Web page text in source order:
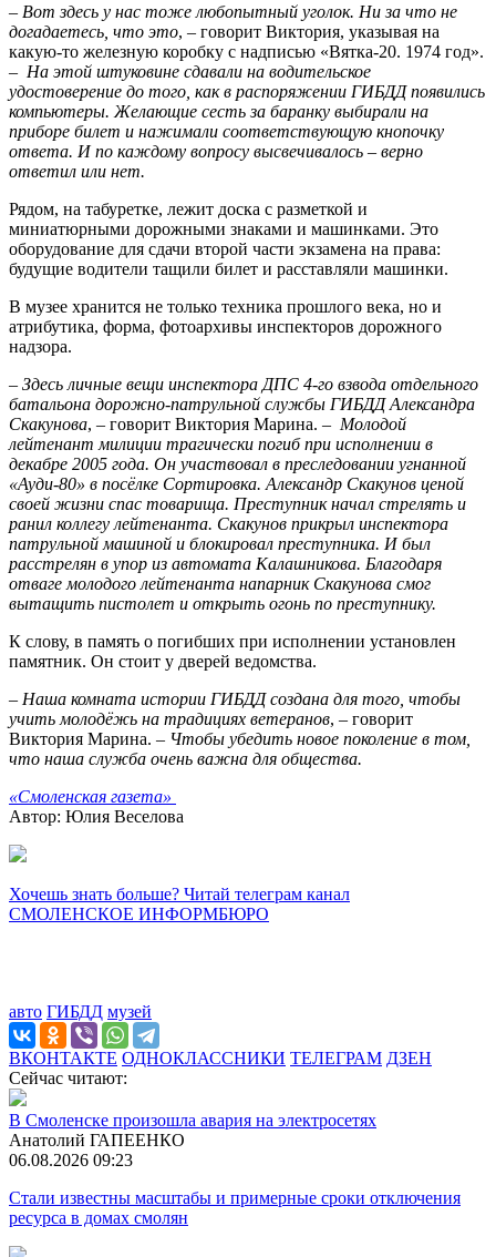
– Вот здесь у нас тоже любопытный уголок. Ни за что не
догадаетесь, что это, – говорит Виктория, указывая на
какую-то железную коробку с надписью «Вятка-20. 1974 год».
– На этой штуковине сдавали на водительское
удостоверение до того, как в распоряжении ГИБДД появились
компьютеры. Желающие сесть за баранку выбирали на
приборе билет и нажимали соответствующую кнопочку
ответа. И по каждому вопросу высвечивалось – верно
ответил или нет.
Рядом, на табуретке, лежит доска с разметкой и
миниатюрными дорожными знаками и машинками. Это
оборудование для сдачи второй части экзамена на права:
будущие водители тащили билет и расставляли машинки.
В музее хранится не только техника прошлого века, но и
атрибутика, форма, фотоархивы инспекторов дорожного
надзора.
– Здесь личные вещи инспектора ДПС 4-го взвода отдельного
батальона дорожно-патрульной службы ГИБДД Александра
Скакунова, – говорит Виктория Марина. – Молодой
лейтенант милиции трагически погиб при исполнении в
декабре 2005 года. Он участвовал в преследовании угнанной
«Ауди-80» в посёлке Сортировка. Александр Скакунов ценой
своей жизни спас товарища. Преступник начал стрелять и
ранил коллегу лейтенанта. Скакунов прикрыл инспектора
патрульной машиной и блокировал преступника. И был
расстрелян в упор из автомата Калашникова. Благодаря
отваге молодого лейтенанта напарник Скакунова смог
вытащить пистолет и открыть огонь по преступнику.
К слову, в память о погибших при исполнении установлен
памятник. Он стоит у дверей ведомства.
– Наша комната истории ГИБДД создана для того, чтобы
учить молодёжь на традициях ветеранов, – говорит
Виктория Марина. – Чтобы убедить новое поколение в том,
что наша служба очень важна для общества.
«Смоленская газета»
Автор: Юлия Веселова
Хочешь знать больше? Читай телеграм канал
СМОЛЕНСКОЕ ИНФОРМБЮРО
авто ГИБДД музей
ВКОНТАКТЕ ОДНОКЛАССНИКИ ТЕЛЕГРАМ ДЗЕН
Сейчас читают:
В Смоленске произошла авария на электросетях
Анатолий ГАПЕЕНКО
06.08.2026 09:23
Стали известны масштабы и примерные сроки отключения
ресурса в домах смолян